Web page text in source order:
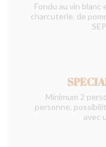
Fondu au vin blanc
charcuterie, de
Minimum 2
personne,
avec